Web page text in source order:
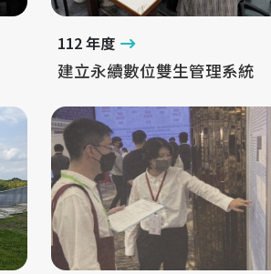
112 年度
建立永續數位雙生管理系統